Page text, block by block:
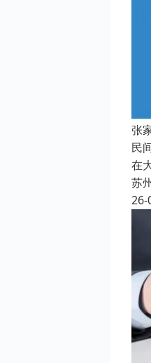
张
民
在
苏
26-